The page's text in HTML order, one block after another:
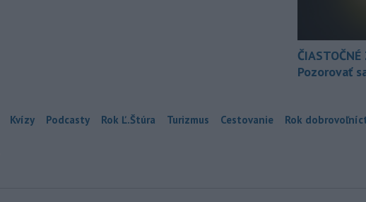
Pozorovať
Kvízy Podcasty Rok Ľ.Štúra Turizmus Cestovanie Rok